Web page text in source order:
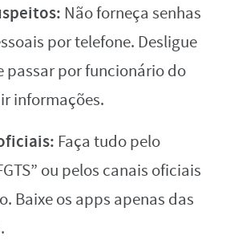
Não forneça senhas
por telefone. Desligue
passar por funcionário do
informações.
Faça tudo pelo
ou pelos canais oficiais
Baixe os apps apenas das